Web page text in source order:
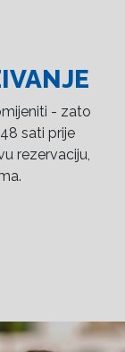
- zato
sati prije
rezervaciju,